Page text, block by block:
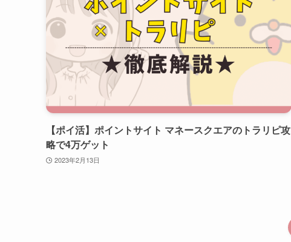
【ポイ活】ポイントサイト マネースクエアのトラリピ攻
略で4万ゲット
2023年2月13日